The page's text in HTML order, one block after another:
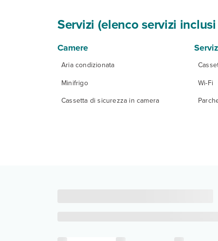
Servizi (elenco servizi
Camere
Aria condizionata
Minifrigo
Cassetta di sicurezza in camera
Wi-Fi